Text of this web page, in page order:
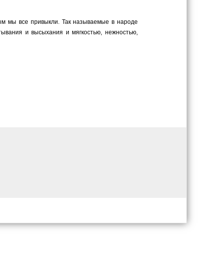
мы все привыкли. Так называемые в народе
и высыхания и мягкостью, нежностью,